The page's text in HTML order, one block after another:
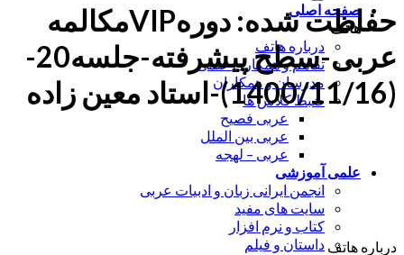
صفحه اصلی
هاتف
درباره هاتف
تفاهم و همکاری علمی
مدرسان و همکاران
ضبط کلاس ها
عربی فصیح
عربی بین الملل
عربی – لهجه
علمی آموزشی
انجمن ایرانی زبان و ادبیات عربی
سایت های مفید
کتاب و نرم افزار
داستان و فیلم
حفاظت شده: دورهVIPمکالمه
عربی-سطح پیشرفته-جلسه20-
(1400/11/16)-استاد معین زاده
درباره هاتف